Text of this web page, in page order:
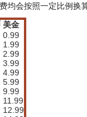
均会按照一定比例换
美金
0.99
1.99
2.99
3.99
4.99
5.99
9.99
11.99
12.99